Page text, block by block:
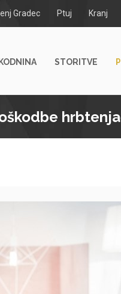
Gradec Ptuj Kranj
STORITVE